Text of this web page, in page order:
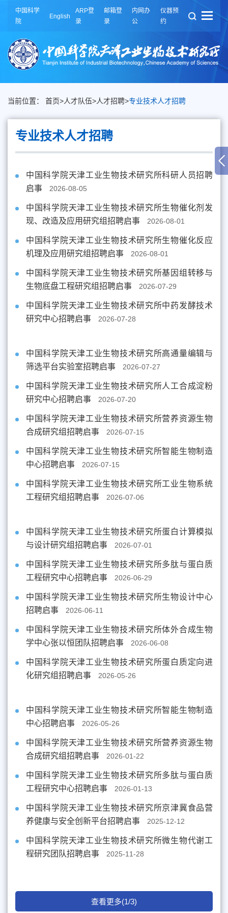
中国科学
院
English
ARP登
录
邮箱登
录
内网办
公
仪器预
约
当前位置： 首页>人才队伍>人才招聘>专业技术人才招聘
专业技术人才招聘
中国科学院天津工业生物技术研究所科研人员招聘
启事
2026-08-05
中国科学院天津工业生物技术研究所生物催化剂发
现、改造及应用研究组招聘启事
2026-08-01
中国科学院天津工业生物技术研究所生物催化反应
机理及应用研究组招聘启事
2026-08-01
中国科学院天津工业生物技术研究所基因组转移与
生物底盘工程研究组招聘启事
2026-07-29
中国科学院天津工业生物技术研究所中药发酵技术
研究中心招聘启事
2026-07-28
中国科学院天津工业生物技术研究所高通量编辑与
筛选平台实验室招聘启事
2026-07-27
中国科学院天津工业生物技术研究所人工合成淀粉
研究中心招聘启事
2026-07-20
中国科学院天津工业生物技术研究所营养资源生物
合成研究组招聘启事
2026-07-15
中国科学院天津工业生物技术研究所智能生物制造
中心招聘启事
2026-07-15
中国科学院天津工业生物技术研究所工业生物系统
工程研究组招聘启事
2026-07-06
中国科学院天津工业生物技术研究所蛋白计算模拟
与设计研究组招聘启事
2026-07-01
中国科学院天津工业生物技术研究所多肽与蛋白质
工程研究中心招聘启事
2026-06-29
中国科学院天津工业生物技术研究所生物设计中心
招聘启事
2026-06-11
中国科学院天津工业生物技术研究所体外合成生物
学中心张以恒团队招聘启事
2026-06-08
中国科学院天津工业生物技术研究所蛋白质定向进
化研究组招聘启事
2026-05-26
中国科学院天津工业生物技术研究所智能生物制造
中心招聘启事
2026-05-26
中国科学院天津工业生物技术研究所营养资源生物
合成研究组招聘启事
2026-01-22
中国科学院天津工业生物技术研究所多肽与蛋白质
工程研究中心招聘启事
2026-01-13
中国科学院天津工业生物技术研究所京津冀食品营
养健康与安全创新平台招聘启事
2025-12-12
中国科学院天津工业生物技术研究所微生物代谢工
程研究团队招聘启事
2025-11-28
查看更多(1/3)